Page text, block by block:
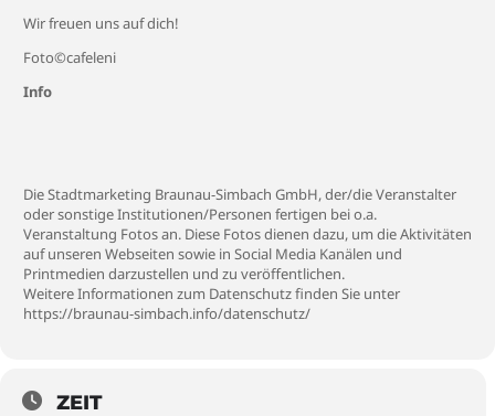
Wir freuen uns auf dich!
Foto©cafeleni
Info
Die Stadtmarketing Braunau-Simbach GmbH, der/die Veranstalter
oder sonstige Institutionen/Personen fertigen bei o.a.
Veranstaltung Fotos an. Diese Fotos dienen dazu, um die Aktivitäten
auf unseren Webseiten sowie in Social Media Kanälen und
Printmedien darzustellen und zu veröffentlichen.
Weitere Informationen zum Datenschutz finden Sie unter
https://braunau-simbach.info/datenschutz/
ZEIT